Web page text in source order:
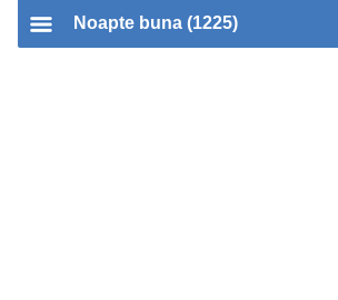
Noapte buna (1225)